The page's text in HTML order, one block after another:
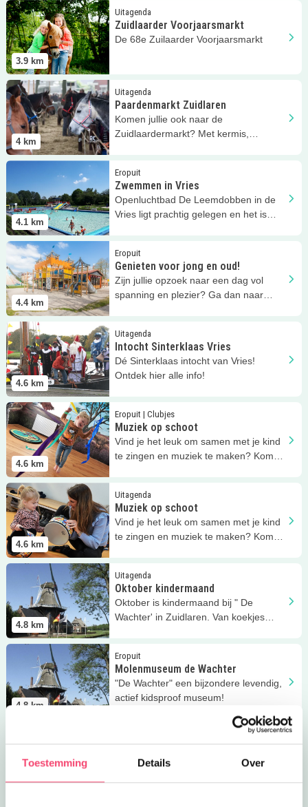
Toestemming Details Over
3.9 km
Uitagenda
Zuidlaarder Voorjaarsmarkt
De 68e Zuilaarder Voorjaarsmarkt
Lees meer Zuidlaarder Voorjaarsmarkt
4 km
Uitagenda
Paardenmarkt Zuidlaren
Komen jullie ook naar de
Zuidlaardermarkt? Met kermis,
Lees meer Paardenmarkt Zuidlaren
4.1 km
Eropuit
Zwemmen in Vries
Openluchtbad De Leemdobben in de
Vries ligt prachtig gelegen en het is
Lees meer Zwemmen in Vries
4.4 km
Eropuit
Genieten voor jong en oud!
Zijn jullie opzoek naar een dag vol
spanning en plezier? Ga dan naar
Lees meer Genieten voor jong en oud!
4.6 km
Uitagenda
Intocht Sinterklaas Vries
Dé Sinterklaas intocht van Vries!
Ontdek hier alle info!
Lees meer Intocht Sinterklaas Vries
4.6 km
Eropuit | Clubjes
Muziek op schoot
Vind je het leuk om samen met je kind
te zingen en muziek te maken? Kom
Lees meer Muziek op schoot
4.6 km
Uitagenda
Muziek op schoot
Vind je het leuk om samen met je kind
te zingen en muziek te maken? Kom
Lees meer Muziek op schoot
4.8 km
Uitagenda
Oktober kindermaand
Oktober is kindermaand bij " De
Wachter' in Zuidlaren. Van koekjes
Lees meer Oktober kindermaand
4.8 km
Eropuit
Molenmuseum de Wachter
"De Wachter" een bijzondere levendig,
actief kidsproof museum!
Lees meer Molenmuseum de Wachter
4.8 km
MUSEUM DE WACHTER en de